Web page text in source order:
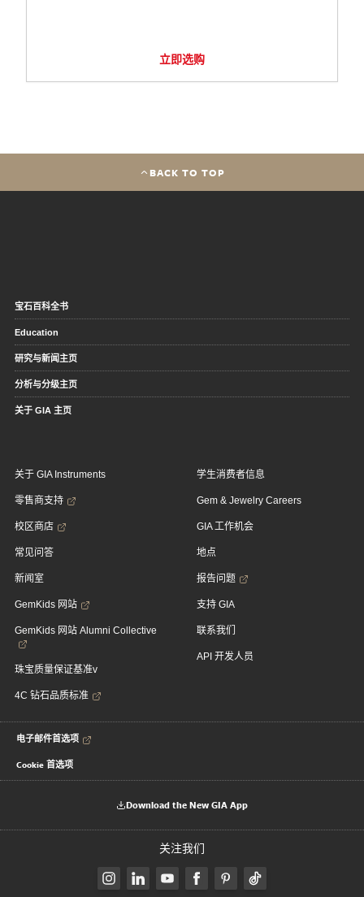
立即选购
BACK TO TOP
宝石百科全书
Education
研究与新闻主页
分析与分级主页
关于 GIA 主页
关于 GIA Instruments
零售商支持
校区商店
常见问答
新闻室
GemKids 网站
GemKids 网站 Alumni Collective
珠宝质量保证基准v
4C 钻石品质标准
学生消费者信息
Gem & Jewelry Careers
GIA 工作机会
地点
报告问题
支持 GIA
联系我们
API 开发人员
电子邮件首选项
Cookie 首选项
Download the New GIA App
关注我们